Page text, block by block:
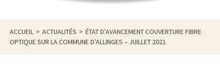
ACCUEIL > ACTUALITÉS > ÉTAT D’AVANCEMENT COUVERTURE FIBRE
OPTIQUE SUR LA COMMUNE D’ALLINGES – JUILLET 2021